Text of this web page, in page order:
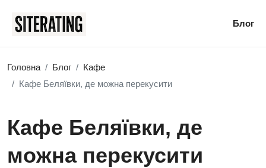
Блог
Головна Блог
Кафе
Кафе Беляївки, де можна перекусити
Кафе Беляївки, де
можна перекусити